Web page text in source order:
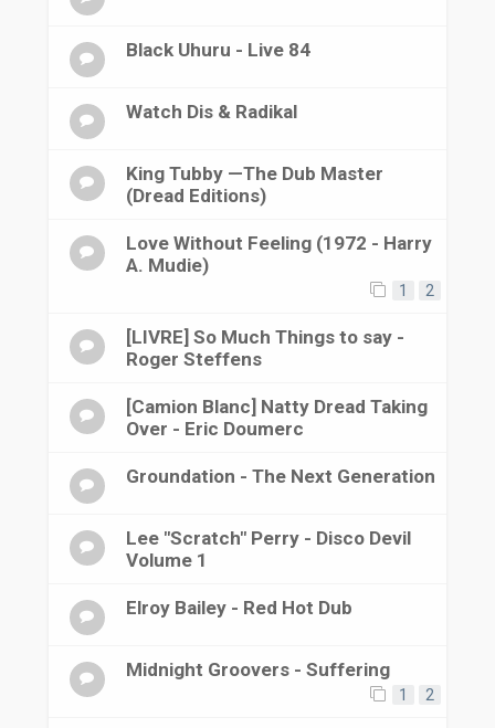
Black Uhuru - Live 84
Watch Dis & Radikal
King Tubby —The Dub Master
(Dread Editions)
Love Without Feeling (1972 - Harry
A. Mudie)
1 2
[LIVRE] So Much Things to say -
Roger Steffens
[Camion Blanc] Natty Dread Taking
Over - Eric Doumerc
Groundation - The Next Generation
Lee "Scratch" Perry - Disco Devil
Volume 1
Elroy Bailey - Red Hot Dub
Midnight Groovers - Suffering
1 2